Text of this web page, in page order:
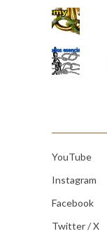
YouTube
Instagram
Facebook
Twitter / X